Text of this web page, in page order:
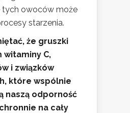
tych owoców może
starzenia.
że gruszki
witaminy C,
i związków
które wspólnie
naszą odporność
na cały